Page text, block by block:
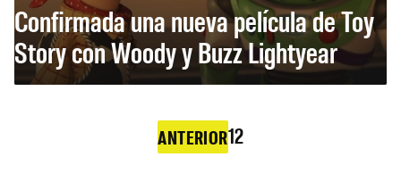
Confirmada una nueva película de Toy
Story con Woody y Buzz Lightyear
ANTERIOR12